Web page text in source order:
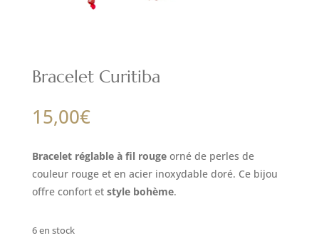
Bracelet Curitiba
15,00€
Bracelet réglable à fil rougeorné de perles de
couleur rouge et en acier inoxydable doré. Ce bijou
offre confort et style bohème.
6 en stock